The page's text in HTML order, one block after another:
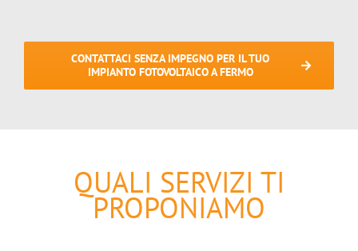
CONTATTACI SENZA IMPEGNO PER IL TUO
IMPIANTO FOTOVOLTAICO A FERMO
QUALI SERVIZI TI
PROPONIAMO